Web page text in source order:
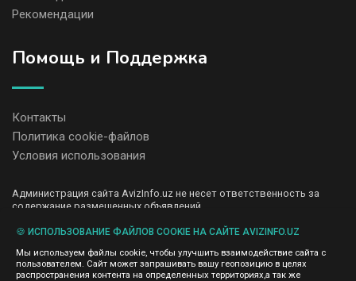
Рекомендации
Помощь и Поддержка
Контакты
Политика cookie-файлов
Условия использования
Администрация сайта AvizInfo.uz не несет ответственность за
содержание размещенных объявлений.
передаем и не продаем личную информацию зарегистрированных
правила конфиденциальности сайтов на которые ссылается
AvizInfo.uz. На некоторых страницах нашего сайта представлена
🍪 ИСПОЛЬЗОВАНИЕ ФАЙЛОВ COOKIE НА САЙТЕ AVIZINFO.UZ
Мы используем файлы cookie, чтобы улучшить взаимодействие сайта с
пользователем. Сайт может запрашивать вашу геопозицию в целях
распространения контента на определенных территориях,а так же